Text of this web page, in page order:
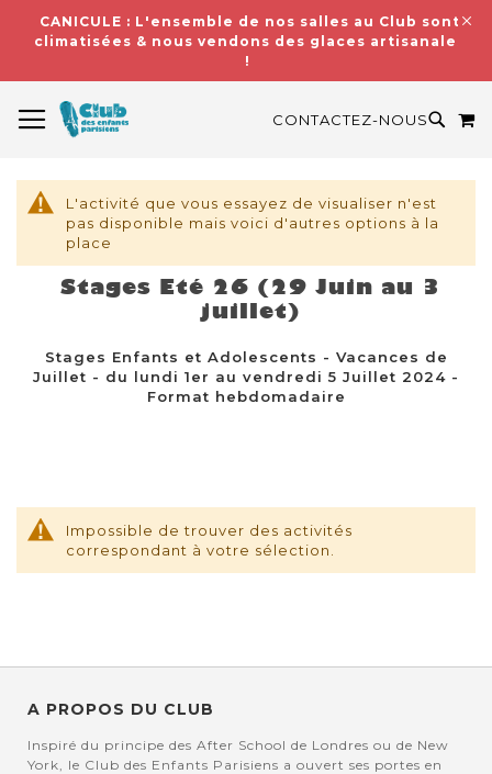
CANICULE : L'ensemble de nos salles au Club sont
climatisées & nous vendons des glaces artisanales
!
CONTACTEZ-NOUS
L'activité que vous essayez de visualiser n'est
pas disponible mais voici d'autres options à la
place
Stages Eté 26 (29 Juin au 3
juillet)
Stages Enfants et Adolescents - Vacances de
Juillet - du lundi 1er au vendredi 5 Juillet 2024 -
Format hebdomadaire
Impossible de trouver des activités
correspondant à votre sélection.
A PROPOS DU CLUB
Inspiré du principe des After School de Londres ou de New
York, le Club des Enfants Parisiens a ouvert ses portes en